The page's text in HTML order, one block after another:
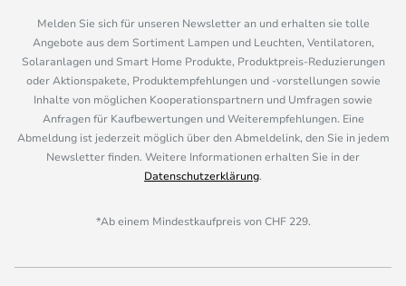
Melden Sie sich für unseren Newsletter an und erhalten sie tolle
Angebote aus dem Sortiment Lampen und Leuchten, Ventilatoren,
Solaranlagen und Smart Home Produkte, Produktpreis-Reduzierungen
oder Aktionspakete, Produktempfehlungen und -vorstellungen sowie
Inhalte von möglichen Kooperationspartnern und Umfragen sowie
Anfragen für Kaufbewertungen und Weiterempfehlungen. Eine
Abmeldung ist jederzeit möglich über den Abmeldelink, den Sie in jedem
Newsletter finden. Weitere Informationen erhalten Sie in der
Datenschutzerklärung.
*Ab einem Mindestkaufpreis von CHF 229.